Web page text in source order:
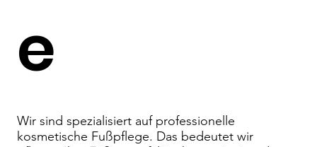
Wir sind spezialisiert auf professionelle
kosmetische Fußpflege. Das bedeutet wir
e